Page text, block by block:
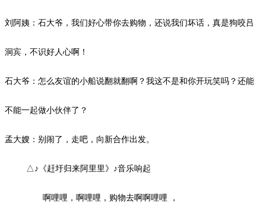
刘阿姨：石大爷，我们好心带你去购物，还说我们坏话，真是狗咬吕
洞宾，不识好人心啊！
石大爷：怎么友谊的小船说翻就翻啊？我这不是和你开玩笑吗？还能
不能一起做小伙伴了？
孟大嫂：别闹了，走吧，向新合作出发。
△♪《赶圩归来阿里里》♪音乐响起
啊哩哩，啊哩哩， 购物去啊啊哩哩 ，